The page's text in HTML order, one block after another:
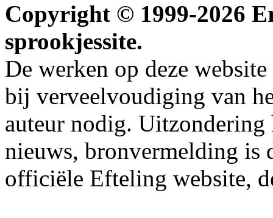
Copyright © 1999-2026
sprookjessite.
De werken op deze
bij verveelvoudiging van
auteur nodig. Uitzondering
nieuws, bronvermelding is
officiële Efteling website,